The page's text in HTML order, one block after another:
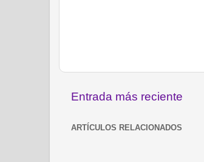
Entrada más reciente
ARTÍCULOS RELACIONADOS